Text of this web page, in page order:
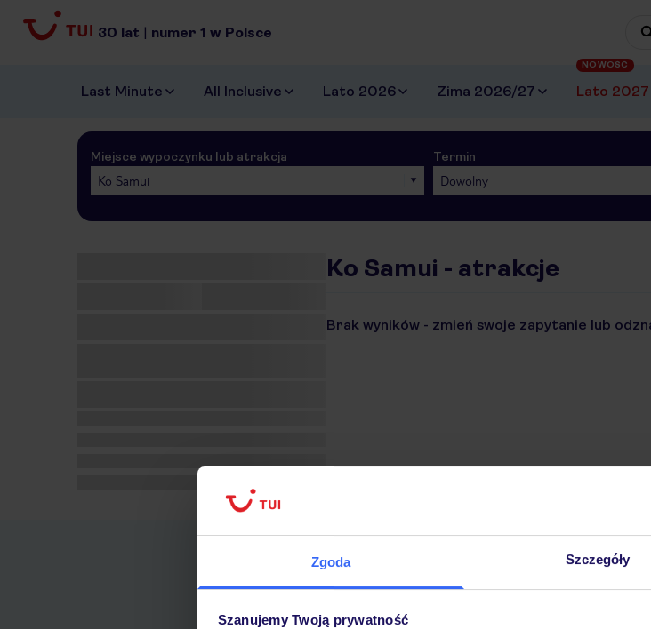
Zgoda Szczegóły
Szanujemy Twoją prywatność
30 lat | numer 1 w Polsce
Last Minute All Inclusive Lato 2026 Zima 2026/27 Lato 2027
NOWOŚĆ
Miejsce wypoczynku lub atrakcja
Ko Samui
Termin
Dowolny
Ko Samui - atrakcje
Brak wyników - zmień swoje zapytanie lub
Pobierz
Szybkie